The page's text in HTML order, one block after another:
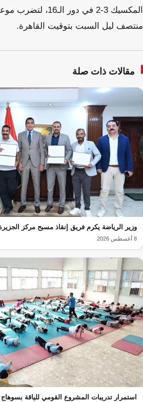
المكسيك 3-2 في دور
منتصف ليل السبت بتوقيت القاهرة.
مقالات ذات صلة
وزير الرياضة يكرم فريق إنقاذ مسبح مركز
8 أغسطس 2026
استمرار تدريبات المشروع القومي للياقة بسوهاج